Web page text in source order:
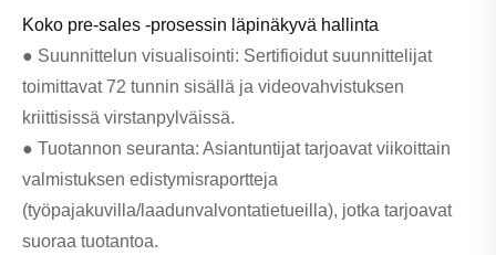
Koko pre-sales -prosessin läpinäkyvä hallinta
● Suunnittelun visualisointi: Sertifioidut suunnittelijat
toimittavat 72 tunnin sisällä ja videovahvistuksen
kriittisissä virstanpylväissä.
● Tuotannon seuranta: Asiantuntijat tarjoavat viikoittain
valmistuksen edistymisraportteja
(työpajakuvilla/laadunvalvontatietueilla), jotka tarjoavat
suoraa tuotantoa.